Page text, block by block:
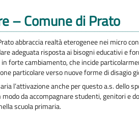
– Comune di Prato
abbraccia realtà eterogenee nei micro
adeguata risposta ai bisogni educativi e
in forte cambiamento, che incide
particolare verso nuove forme di disagio
l’attivazione anche per questo a.s. dello
da accompagnare studenti, genitori e
scuola primaria.